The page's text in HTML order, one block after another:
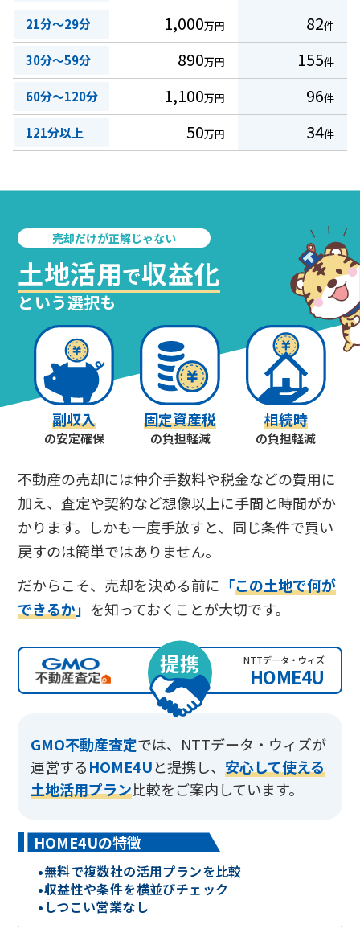
21分～29分 1,000万円 82件
30分～59分 890万円 155件
60分～120分 1,100万円 96件
121分以上 50万円 34件
売却だけが正解じゃない
土地活用で収益化
という選択も
副収入
の安定確保
固定資産税
の負担軽減
相続時
の負担軽減
不動産の売却には仲介手数料や税金などの費用に
加え、査定や契約など想像以上に手間と時間がか
かります。しかも一度手放すと、同じ条件で買い
戻すのは簡単ではありません。
だからこそ、売却を決める前に 「この土地で何が
できるか」 を知っておくことが大切です。
NTTデータ・ウィズ
HOME4U
提携
GMO不動産査定では、 NTTデータ・ウィズが
運営するHOME4Uと提携し、安心して使える
土地活用プラン比較をご案内しています。
HOME4Uの特徴
•無料で複数社の活用プランを比較
•収益性や条件を横並びチェック
• しつこい営業なし